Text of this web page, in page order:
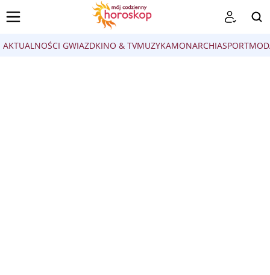
AKTUALNOŚCI GWIAZDKINO & TVMUZYKAMONARCHIASPORT